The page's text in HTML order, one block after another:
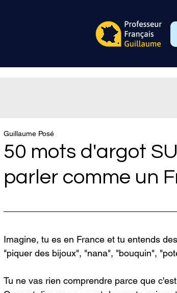
50 mots d'argot
parler comme un
Guillaume Posé
Imagine, tu es en France et tu entends
"piquer des bijoux", "nana", "bouquin",
Tu ne vas rien comprendre parce que